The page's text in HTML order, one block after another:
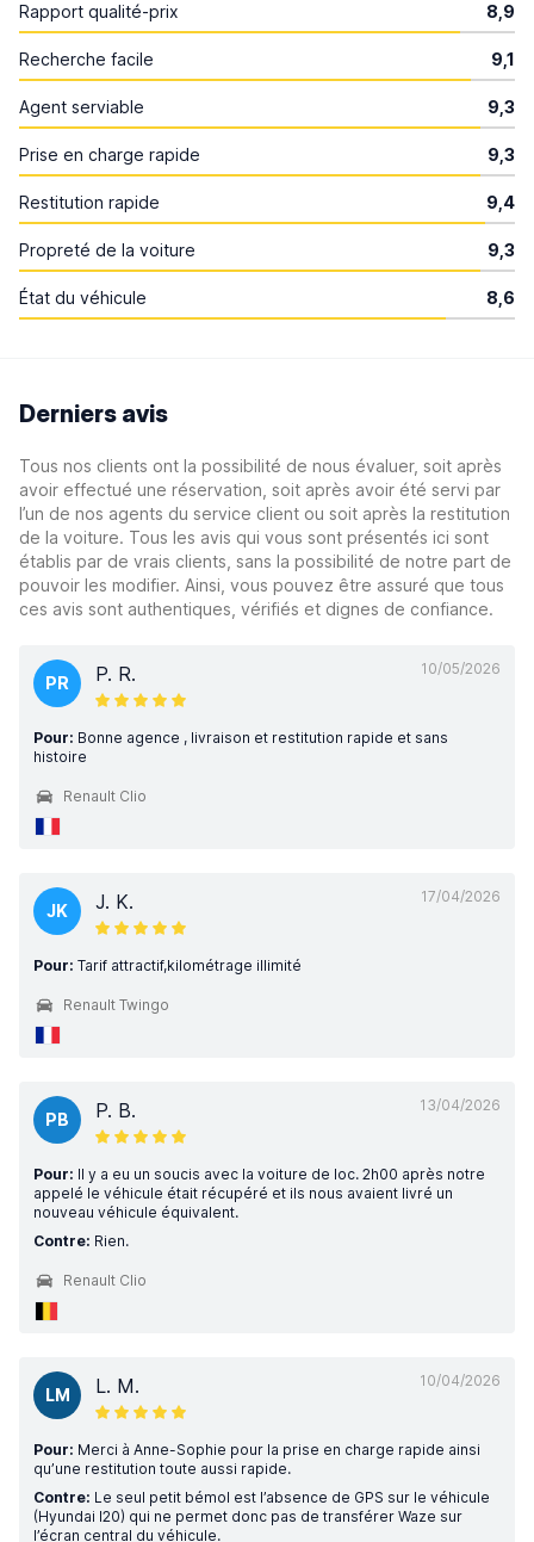
Rapport qualité-prix 8,9
Recherche facile 9,1
Agent serviable 9,3
Prise en charge rapide 9,3
Restitution rapide 9,4
Propreté de la voiture 9,3
État du véhicule 8,6
Derniers avis
Tous nos clients ont la possibilité de nous évaluer, soit après
avoir effectué une réservation, soit après avoir été servi par
l’un de nos agents du service client ou soit après la restitution
de la voiture. Tous les avis qui vous sont présentés ici sont
établis par de vrais clients, sans la possibilité de notre part de
pouvoir les modifier. Ainsi, vous pouvez être assuré que tous
ces avis sont authentiques, vérifiés et dignes de confiance.
10/05/2026
PR P. R.
Pour: Bonne agence , livraison et restitution rapide et sans
histoire
Renault Clio
17/04/2026
JK J. K.
Pour: Tarif attractif,kilométrage illimité
Renault Twingo
13/04/2026
PB P. B.
Pour: Il y a eu un soucis avec la voiture de loc. 2h00 après notre
appelé le véhicule était récupéré et ils nous avaient livré un
nouveau véhicule équivalent.
Contre: Rien.
Renault Clio
10/04/2026
LM L. M.
Pour: Merci à Anne-Sophie pour la prise en charge rapide ainsi
qu’une restitution toute aussi rapide.
Contre: Le seul petit bémol est l’absence de GPS sur le véhicule
(Hyundai I20) qui ne permet donc pas de transférer Waze sur
l’écran central du véhicule.